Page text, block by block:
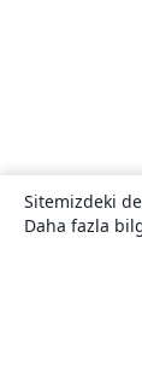
Sitemizdeki
Daha fazla